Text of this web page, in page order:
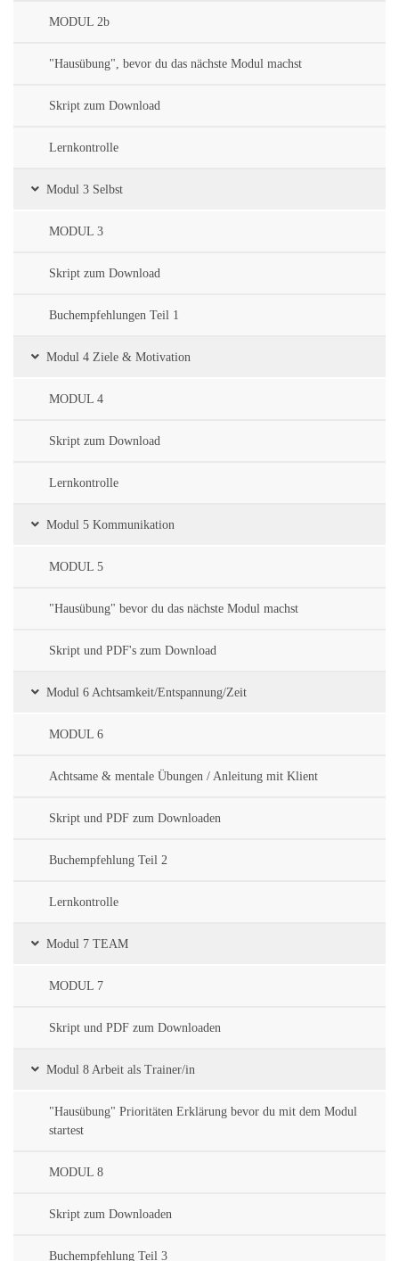
MODUL 2b
"Hausübung", bevor du das nächste Modul machst
Skript zum Download
Lernkontrolle
Modul 3 Selbst
MODUL 3
Skript zum Download
Buchempfehlungen Teil 1
Modul 4 Ziele & Motivation
MODUL 4
Skript zum Download
Lernkontrolle
Modul 5 Kommunikation
MODUL 5
"Hausübung" bevor du das nächste Modul machst
Skript und PDF's zum Download
Modul 6 Achtsamkeit/Entspannung/Zeit
MODUL 6
Achtsame & mentale Übungen / Anleitung mit Klient
Skript und PDF zum Downloaden
Buchempfehlung Teil 2
Lernkontrolle
Modul 7 TEAM
MODUL 7
Skript und PDF zum Downloaden
Modul 8 Arbeit als Trainer/in
"Hausübung" Prioritäten Erklärung bevor du mit dem Modul
startest
MODUL 8
Skript zum Downloaden
Buchempfehlung Teil 3